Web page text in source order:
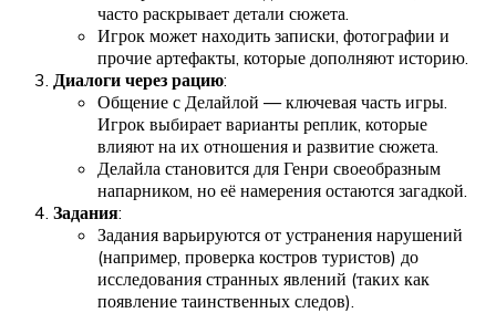
часто раскрывает детали сюжета.
Игрок может находить записки, фотографии и
прочие артефакты, которые дополняют историю.
Диалоги через рацию:
Общение с Делайлой — ключевая часть игры.
Игрок выбирает варианты реплик, которые
влияют на их отношения и развитие сюжета.
Делайла становится для Генри своеобразным
напарником, но её намерения остаются загадкой.
Задания:
Задания варьируются от устранения нарушений
(например, проверка костров туристов) до
исследования странных явлений (таких как
появление таинственных следов).